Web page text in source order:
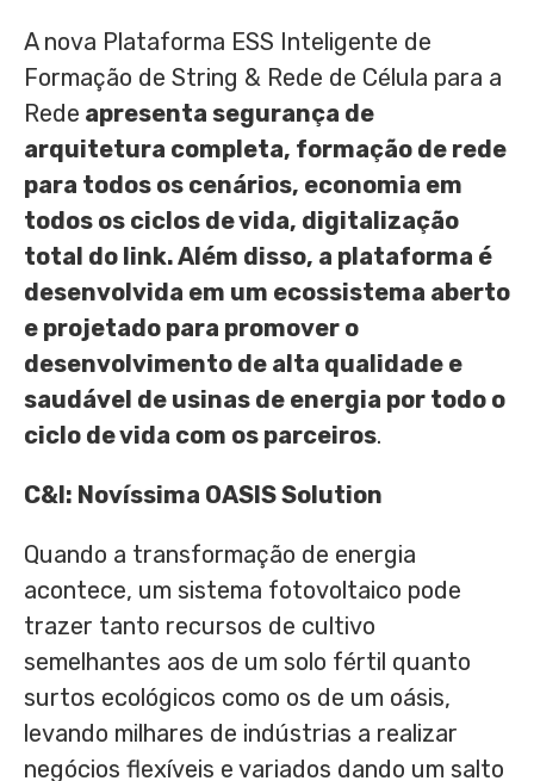
A nova Plataforma ESS Inteligente de
Formação de String & Rede de Célula para a
Rede apresenta segurança de
arquitetura completa, formação de rede
para todos os cenários, economia em
todos os ciclos de vida, digitalização
total do link. Além disso, a plataforma é
desenvolvida em um ecossistema aberto
e projetado para promover o
desenvolvimento de alta qualidade e
saudável de usinas de energia por todo o
ciclo de vida com os parceiros.
C&I: Novíssima OASIS Solution
Quando a transformação de energia
acontece, um sistema fotovoltaico pode
trazer tanto recursos de cultivo
semelhantes aos de um solo fértil quanto
surtos ecológicos como os de um oásis,
levando milhares de indústrias a realizar
negócios flexíveis e variados dando um salto